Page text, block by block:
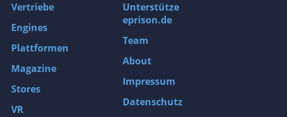
Vertriebe
Engines
Plattformen
Magazine
Stores
VR
Unterstütze
eprison.de
Team
About
Impressum
Datenschutz